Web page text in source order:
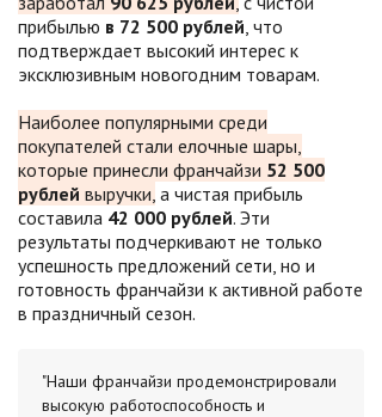
прибылью в 72 500 рублей, что
подтверждает высокий интерес к
эксклюзивным новогодним товарам.
Наиболее популярными среди
покупателей стали елочные шары,
которые принесли франчайзи 52 500
рублей выручки, а чистая прибыль
составила 42 000 рублей. Эти
результаты подчеркивают не только
успешность предложений сети, но и
готовность франчайзи к активной работе
в праздничный сезон.
"Наши франчайзи продемонстрировали
высокую работоспособность и